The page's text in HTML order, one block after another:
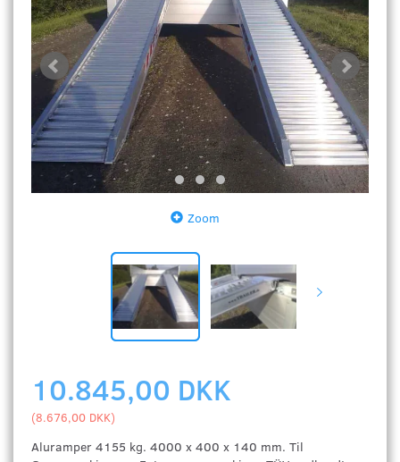
Zoom
10.845,00 DKK
(8.676,00 DKK)
Aluramper 4155 kg. 4000 x 400 x 140 mm. Til